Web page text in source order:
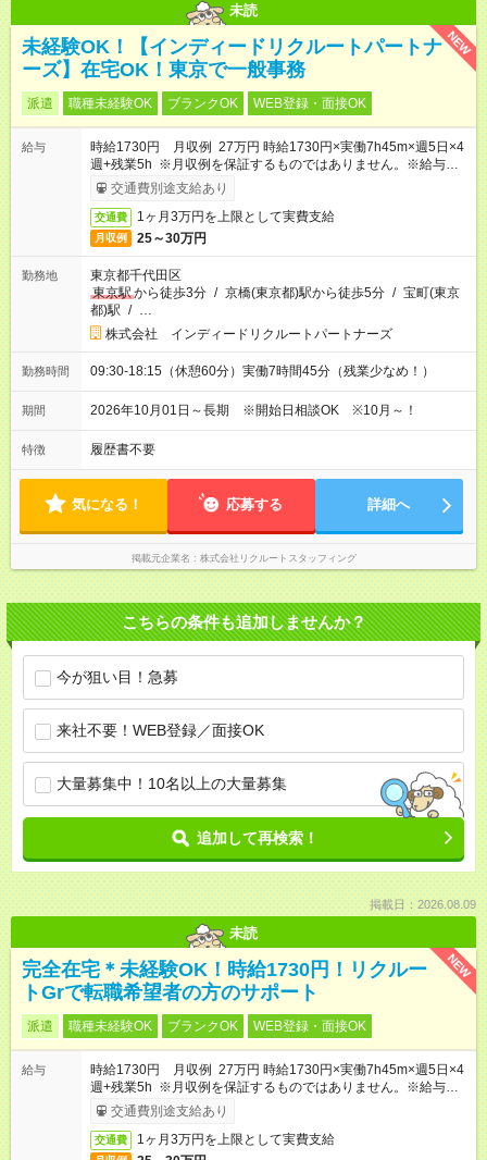
未読
NEW
未経験OK！【インディードリクルートパートナ
ーズ】在宅OK！東京で一般事務
派遣 職種未経験OK ブランクOK WEB登録・面接OK
給与
時給1730円 月収例 27万円 時給1730円×実働7h45m×週5日×4
週+残業5h ※月収例を保証するものではありません。※給与即受
取りサービス利用可（利用条件有）
交通費別途支給あり
交通費 1ヶ月3万円を上限として実費支給
月収例 25～30万円
勤務地
東京都千代田区
東京駅から徒歩3分 / 京橋(東京都)駅から徒歩5分 / 宝町(東京
都)駅 / …
株式会社 インディードリクルートパートナーズ
勤務時間 09:30-18:15（休憩60分）実働7時間45分（残業少なめ！）
期間 2026年10月01日～長期 ※開始日相談OK ※10月～！
特徴 履歴書不要
気になる！ 応募する 詳細へ
掲載元企業名 株式会社リクルートスタッフィング
こちらの条件も追加しませんか？
今が狙い目！急募
来社不要！WEB登録／面接OK
大量募集中！10名以上の大量募集
追加して再検索！
掲載日：2026.08.09
未読
NEW
完全在宅＊未経験OK！時給1730円！リクルー
トGrで転職希望者の方のサポート
派遣 職種未経験OK ブランクOK WEB登録・面接OK
給与
時給1730円 月収例 27万円 時給1730円×実働7h45m×週5日×4
週+残業5h ※月収例を保証するものではありません。※給与即受
取りサービス利用可（利用条件有）
交通費別途支給あり
交通費 1ヶ月3万円を上限として実費支給